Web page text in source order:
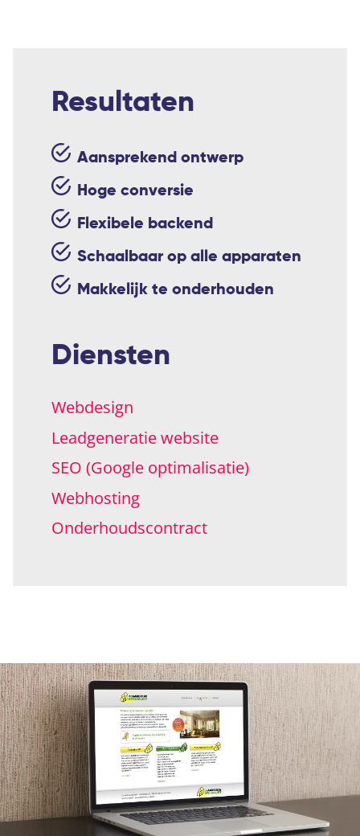
Resultaten
Aansprekend ontwerp
Hoge conversie
Flexibele backend
Schaalbaar op alle apparaten
Makkelijk te onderhouden
Diensten
Webdesign
Leadgeneratie website
SEO (Google optimalisatie)
Webhosting
Onderhoudscontract